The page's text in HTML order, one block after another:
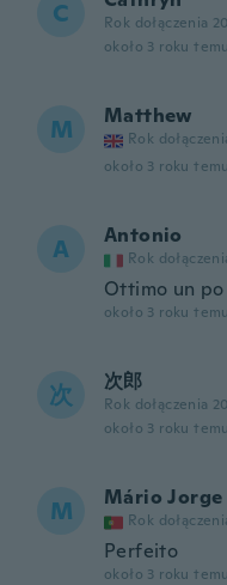
C Rok dołączenia
około 3 roku temu
M Matthew
Rok
około 3 roku temu
A Antonio
Rok
Ottimo un
około 3 roku temu
次 次郎
Rok dołączenia
około 3 roku temu
M Mário Jorge
Rok
Perfeito
około 3 roku temu